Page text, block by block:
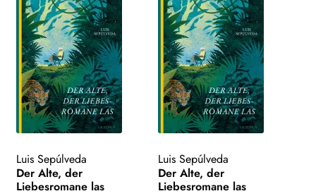
Luis Sepúlveda
Der Alte, der
Liebesromane las
Luis Sepúlveda
Der Alte, der
Liebesromane las